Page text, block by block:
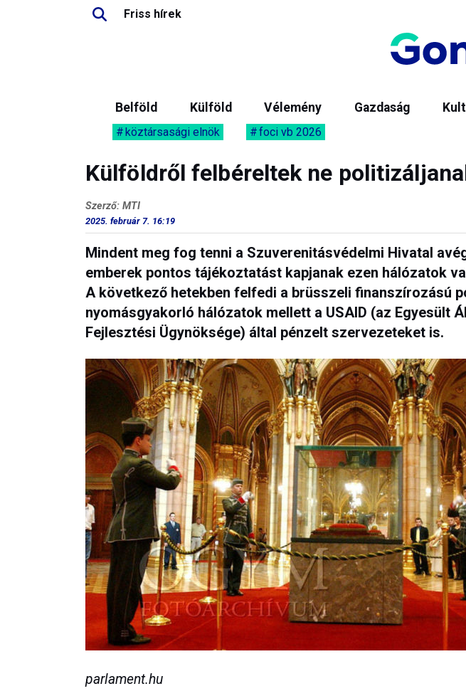
Friss hírek
Belföld Külföld Vélemény Gazdaság
köztársasági elnök foci vb 2026
Külföldről felbéreltek ne
Szerző: MTI
2025. február 7. 16:19
Mindent meg fog tenni a Szuverenitásvédelmi Hivatal
emberek pontos tájékoztatást kapjanak ezen hálózatok
A következő hetekben felfedi a brüsszeli finanszírozású
nyomásgyakorló hálózatok mellett a USAID (az Egyesült
Fejlesztési Ügynöksége) által pénzelt szervezeteket is.
parlament.hu